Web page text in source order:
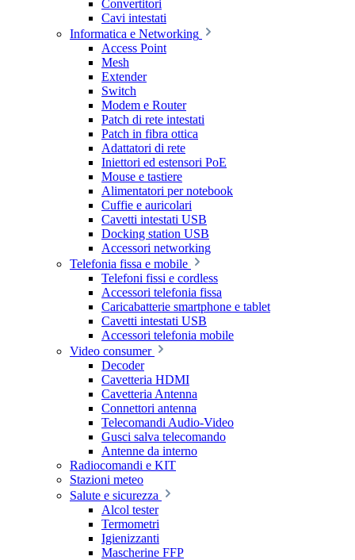
Convertitori
Cavi intestati
Informatica e Networking
Access Point
Mesh
Extender
Switch
Modem e Router
Patch di rete intestati
Patch in fibra ottica
Adattatori di rete
Iniettori ed estensori PoE
Mouse e tastiere
Alimentatori per notebook
Cuffie e auricolari
Cavetti intestati USB
Docking station USB
Accessori networking
Telefonia fissa e mobile
Telefoni fissi e cordless
Accessori telefonia fissa
Caricabatterie smartphone e tablet
Cavetti intestati USB
Accessori telefonia mobile
Video consumer
Decoder
Cavetteria HDMI
Cavetteria Antenna
Connettori antenna
Telecomandi Audio-Video
Gusci salva telecomando
Antenne da interno
Radiocomandi e KIT
Stazioni meteo
Salute e sicurezza
Alcol tester
Termometri
Igienizzanti
Mascherine FFP